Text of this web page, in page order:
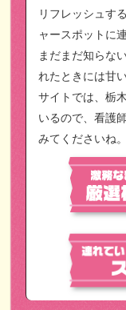
リフレッシュす
ャースポットに
まだまだ知らな
れたときには甘
サイトでは、栃
いるので、看護
みてくださいね。